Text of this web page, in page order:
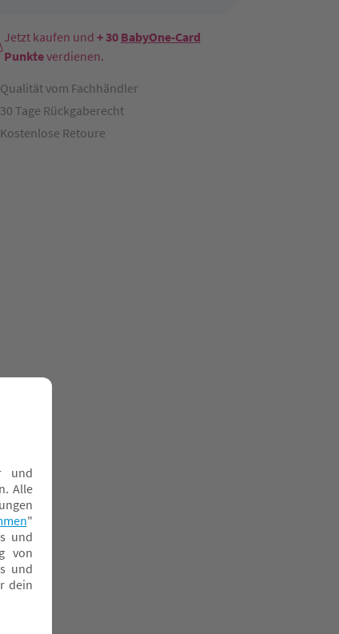
Jetzt kaufen und + 30 BabyOne-Card
Punkteverdienen.
Qualität vom Fachhändler
30 Tage Rückgaberecht
Kostenlose Retoure